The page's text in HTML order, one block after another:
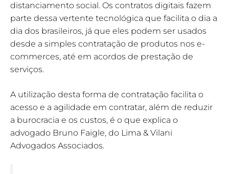
distanciamento social. Os contratos digitais fazem
parte dessa vertente tecnológica que facilita o dia a
dia dos brasileiros, já que eles podem ser usados
desde a simples contratação de produtos nos e-
commerces, até em acordos de prestação de
serviços.
A utilização desta forma de contratação facilita o
acesso e a agilidade em contratar, além de reduzir
a burocracia e os custos, é o que explica o
advogado Bruno Faigle, do Lima & Vilani
Advogados Associados.